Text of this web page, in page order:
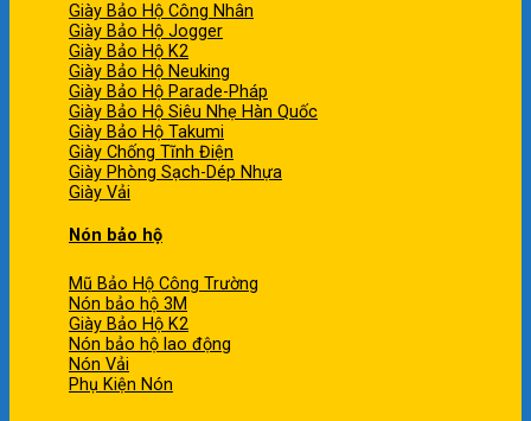
Giày Bảo Hộ Công Nhân
Giày Bảo Hộ Jogger
Giày Bảo Hộ K2
Giày Bảo Hộ Neuking
Giày Bảo Hộ Parade-Pháp
Giày Bảo Hộ Siêu Nhẹ Hàn Quốc
Giày Bảo Hộ Takumi
Giày Chống Tĩnh Điện
Giày Phòng Sạch-Dép Nhựa
Giày Vải
Nón bảo hộ
Mũ Bảo Hộ Công Trường
Nón bảo hộ 3M
Giày Bảo Hộ K2
Nón bảo hộ lao động
Nón Vải
Phụ Kiện Nón